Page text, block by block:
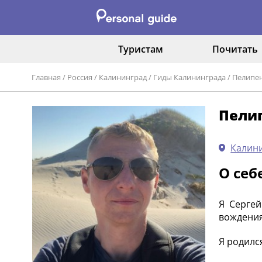
Туристам Почитать
Главная / Россия / Калининград/ Гиды Калининграда /
О
Я
Я